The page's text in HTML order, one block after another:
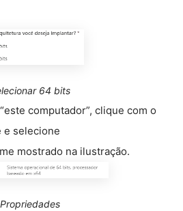
64 bits
computador”, clique com o
e selecione
mostrado na ilustração.
Propriedades